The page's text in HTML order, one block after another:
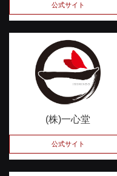
公式サイト
(株)一心堂
公式サイト